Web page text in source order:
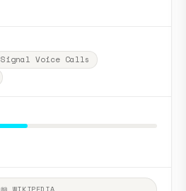
Signal Voice Calls